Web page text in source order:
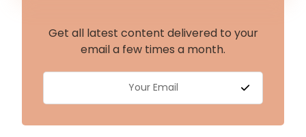
Get all latest content delivered to your
email a few times a month.